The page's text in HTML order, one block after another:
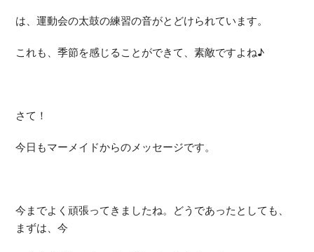
は、運動会の太鼓の練習の音がとどけられています。
これも、季節を感じることができて、素敵ですよね♪
さて！
今日もマーメイドからのメッセージです。
今までよく頑張ってきましたね。どうであったとしても、
まずは、今